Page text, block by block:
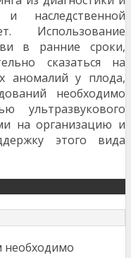
наследственной
Использование
в ранние сроки,
сказаться на
аномалий у плода,
необходимо
ультразвукового
на организацию и
этого вида
необходимо